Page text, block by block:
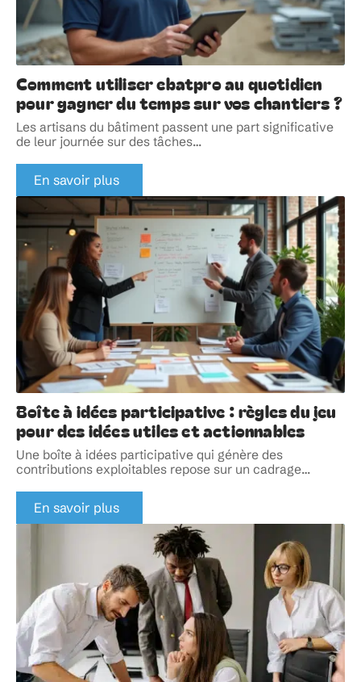
Comment utiliser ebatpro au quotidien
pour gagner du temps sur vos chantiers ?
Les artisans du bâtiment passent une part significative
de leur journée sur des tâches…
En savoir plus
Boîte à idées participative : règles du jeu
pour des idées utiles et actionnables
Une boîte à idées participative qui génère des
contributions exploitables repose sur un cadrage…
En savoir plus